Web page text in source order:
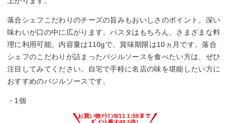
落合シェフこだわりのチーズの旨みもおいしさのポイント。深い
味わいが口の中に広がります。パスタはもちろん、さまざまな料
理に利用可能。内容量は110gで、賞味期限は10ヵ月です。落合
シェフのこだわりが詰まったバジルソースを食べたい方は、ぜひ
注目してみてください。自宅で手軽に名店の味を堪能したい方に
おすすめのバジルソースです。
・1個